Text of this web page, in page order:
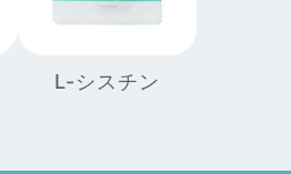
L-シスチン